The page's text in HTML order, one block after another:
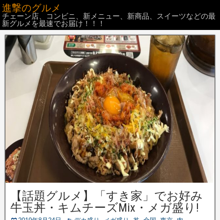
進撃のグルメ
チェーン店、コンビニ、新メニュー、新商品、スイーツなどの最
新グルメを最速でお届け！！！
【話題グルメ】「すき家」でお好み
牛玉丼・キムチーズMix・メガ盛り!